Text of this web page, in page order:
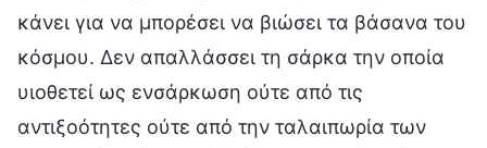
κάνει για να μπορέσει να βιώσει τα βάσανα του
κόσμου. Δεν απαλλάσσει τη σάρκα την οποία
υιοθετεί ως ενσάρκωση ούτε από τις
αντιξοότητες ούτε από την ταλαιπωρία των